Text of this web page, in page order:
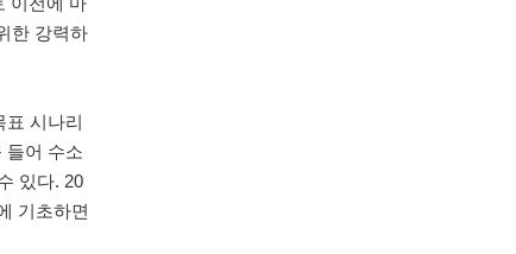
한 강력하
표 시나리
들어 수소
있다. 20
기초하면